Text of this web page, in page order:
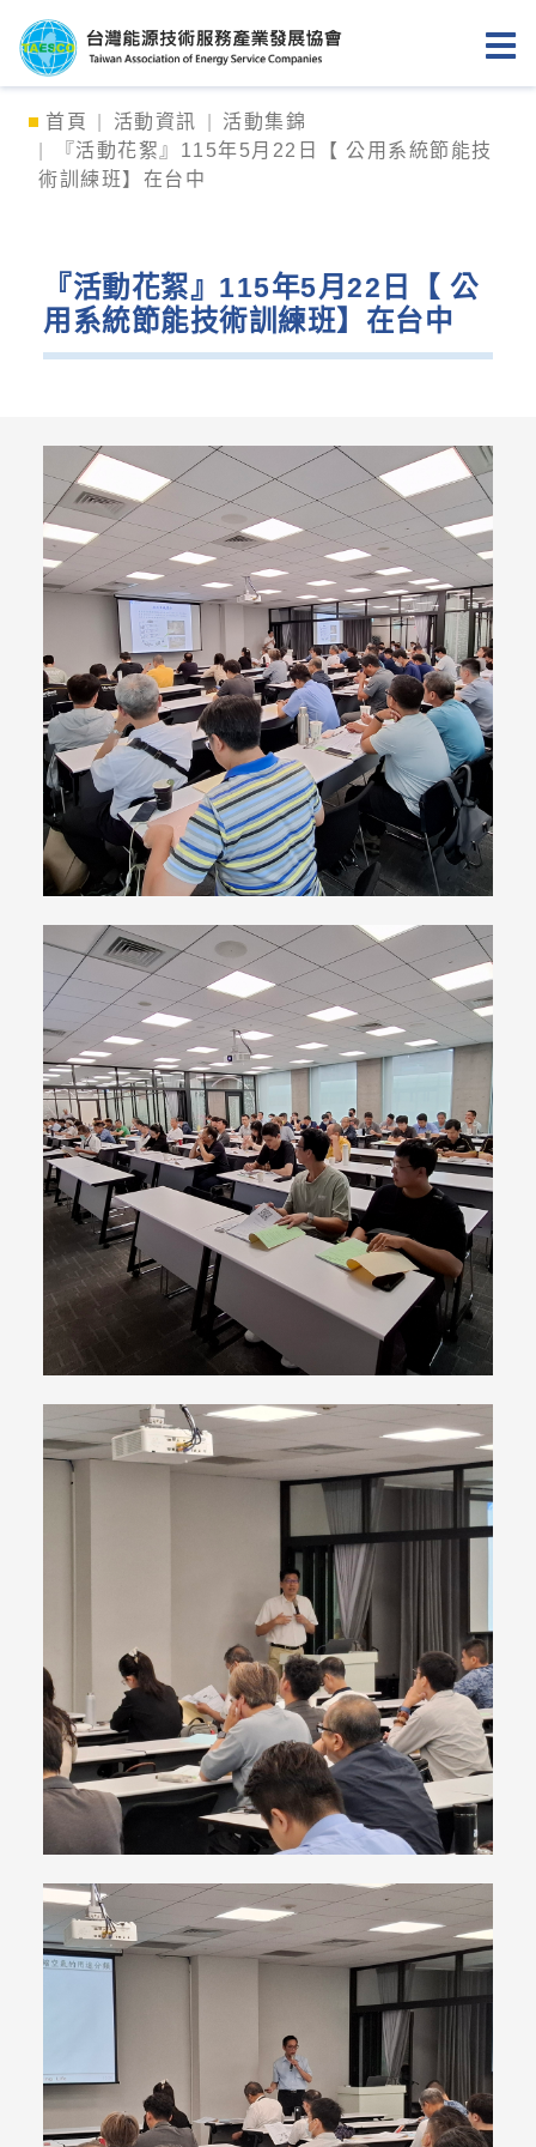
台灣能源技術服務產業發展協
首頁 活動資訊
活動集錦
『活動花絮』115年5月22日【 公用系統節能技
術訓練班】在台中
『活動花絮』115年5月22日【 公
用系統節能技術訓練班】在台中